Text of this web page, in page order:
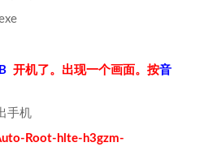
开机了。出现一个画面。按音
手机
Root-hlte-h3gzm-